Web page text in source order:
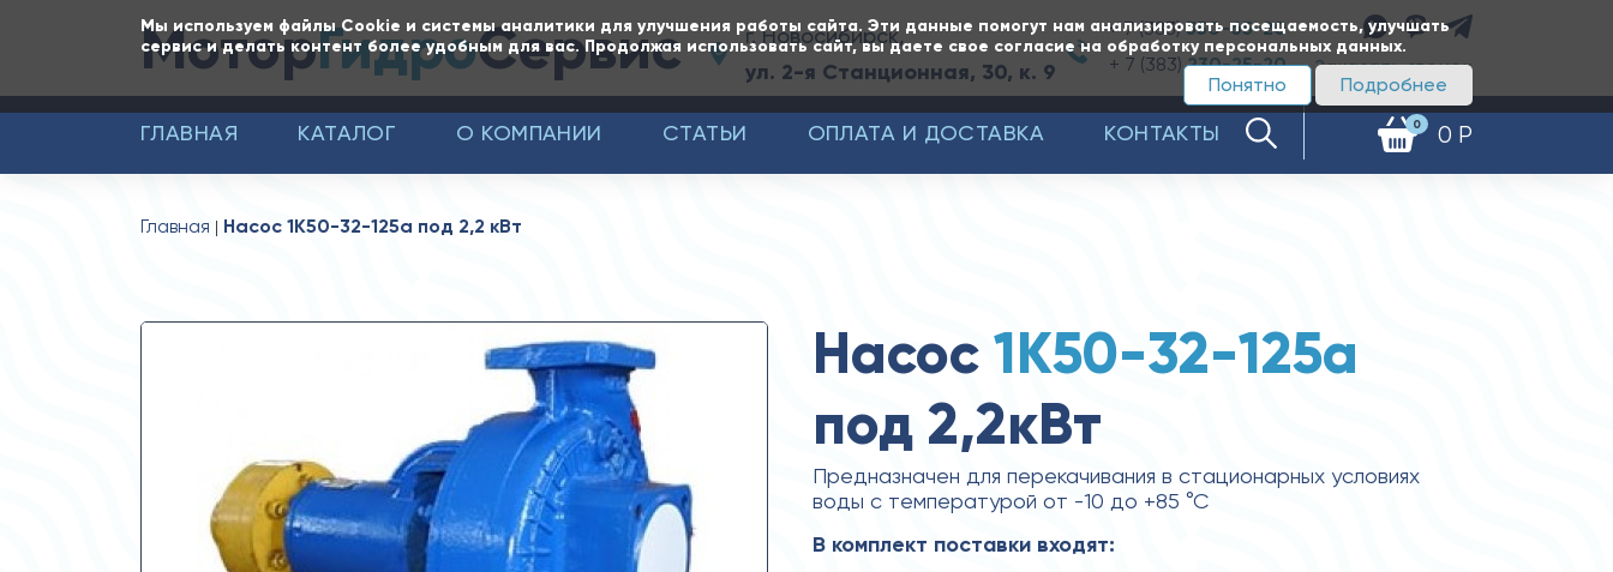
Мы используем файлы Cookie и системы аналитики для улучшения работы сайта. Эти данные помогут нам анализировать посещаемость, улучшать
сервис и делать контент более удобным для вас. Продолжая использовать сайт, вы даете свое согласие на обработку персональных данных.
Подробнее
Понятно
МоторГидроСервис г. Новосибирск,
ул. 2-я Станционная, 30, к. 9
+ 7 (383)350-65-20
+ 7 (383)230-25-20 Заказать звонок
0 0 Р
ГЛАВНАЯ КАТАЛОГ О КОМПАНИИ СТАТЬИ ОПЛАТА И ДОСТАВКА КОНТАКТЫ
Главная Насос 1К50-32-125а под 2,2 кВт
Насос 1К50-32-125а
под 2,2кВт
Предназначен для перекачивания в стационарных условиях
воды с температурой от -10 до +85 °С
В комплект поставки входят: